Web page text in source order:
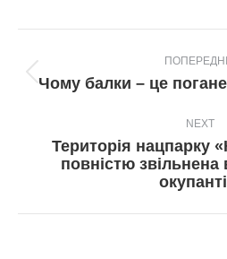
navigation
Чому балки – це
NEXT
Територія нацпарку
повністю звільнена